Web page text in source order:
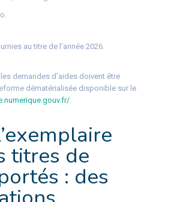
au titre de l’année 2026.
demandes d’aides doivent être
dématérialisée disponible sur le
.
titres de
: des